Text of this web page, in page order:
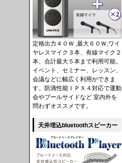
定格出力４０Ｗ ,最大６０Ｗ,ワイ
ヤレスマイク３本、有線マイク２
本、合計最大５本まで利用可能。
イベント、セミナー、レッスン、
会議などに幅広く利用ができま
す。防滴性能ＩＰＸ４対応で運動
会やプールサイドなど 室内外を
問わずオススメです。
天井埋込bluetoothスピーカー